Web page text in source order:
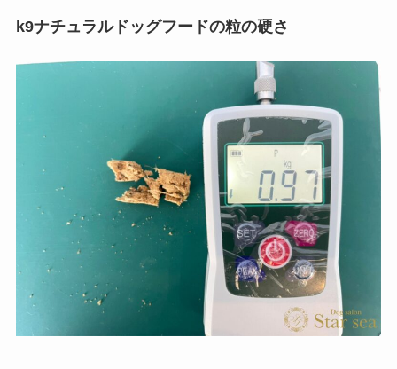
k9ナチュラルドッグフードの粒の硬さ